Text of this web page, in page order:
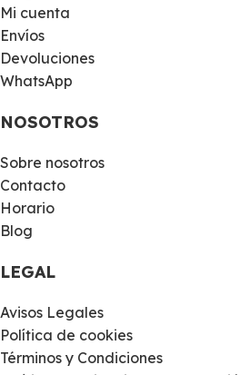
Mi cuenta
Envíos
Devoluciones
WhatsApp
NOSOTROS
Sobre nosotros
Contacto
Horario
Blog
LEGAL
Avisos Legales
Política de cookies
Términos y Condiciones